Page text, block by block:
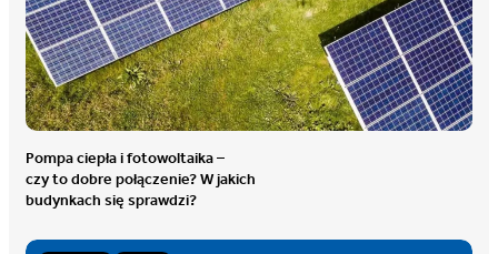
Pompa ciepła i fotowoltaika –
czy to dobre połączenie? W jakich
budynkach się sprawdzi?